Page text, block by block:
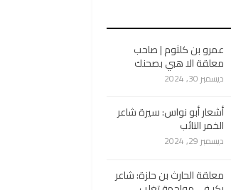
عمرو بن كلثوم | صاحب
معلقة الا هبي بصحنك
ديسمبر 30, 2024
أشعار أبو نواس: سيرة شاعر
الخمر التائب
ديسمبر 29, 2024
معلقة الحارث بن حلزة: شاعر